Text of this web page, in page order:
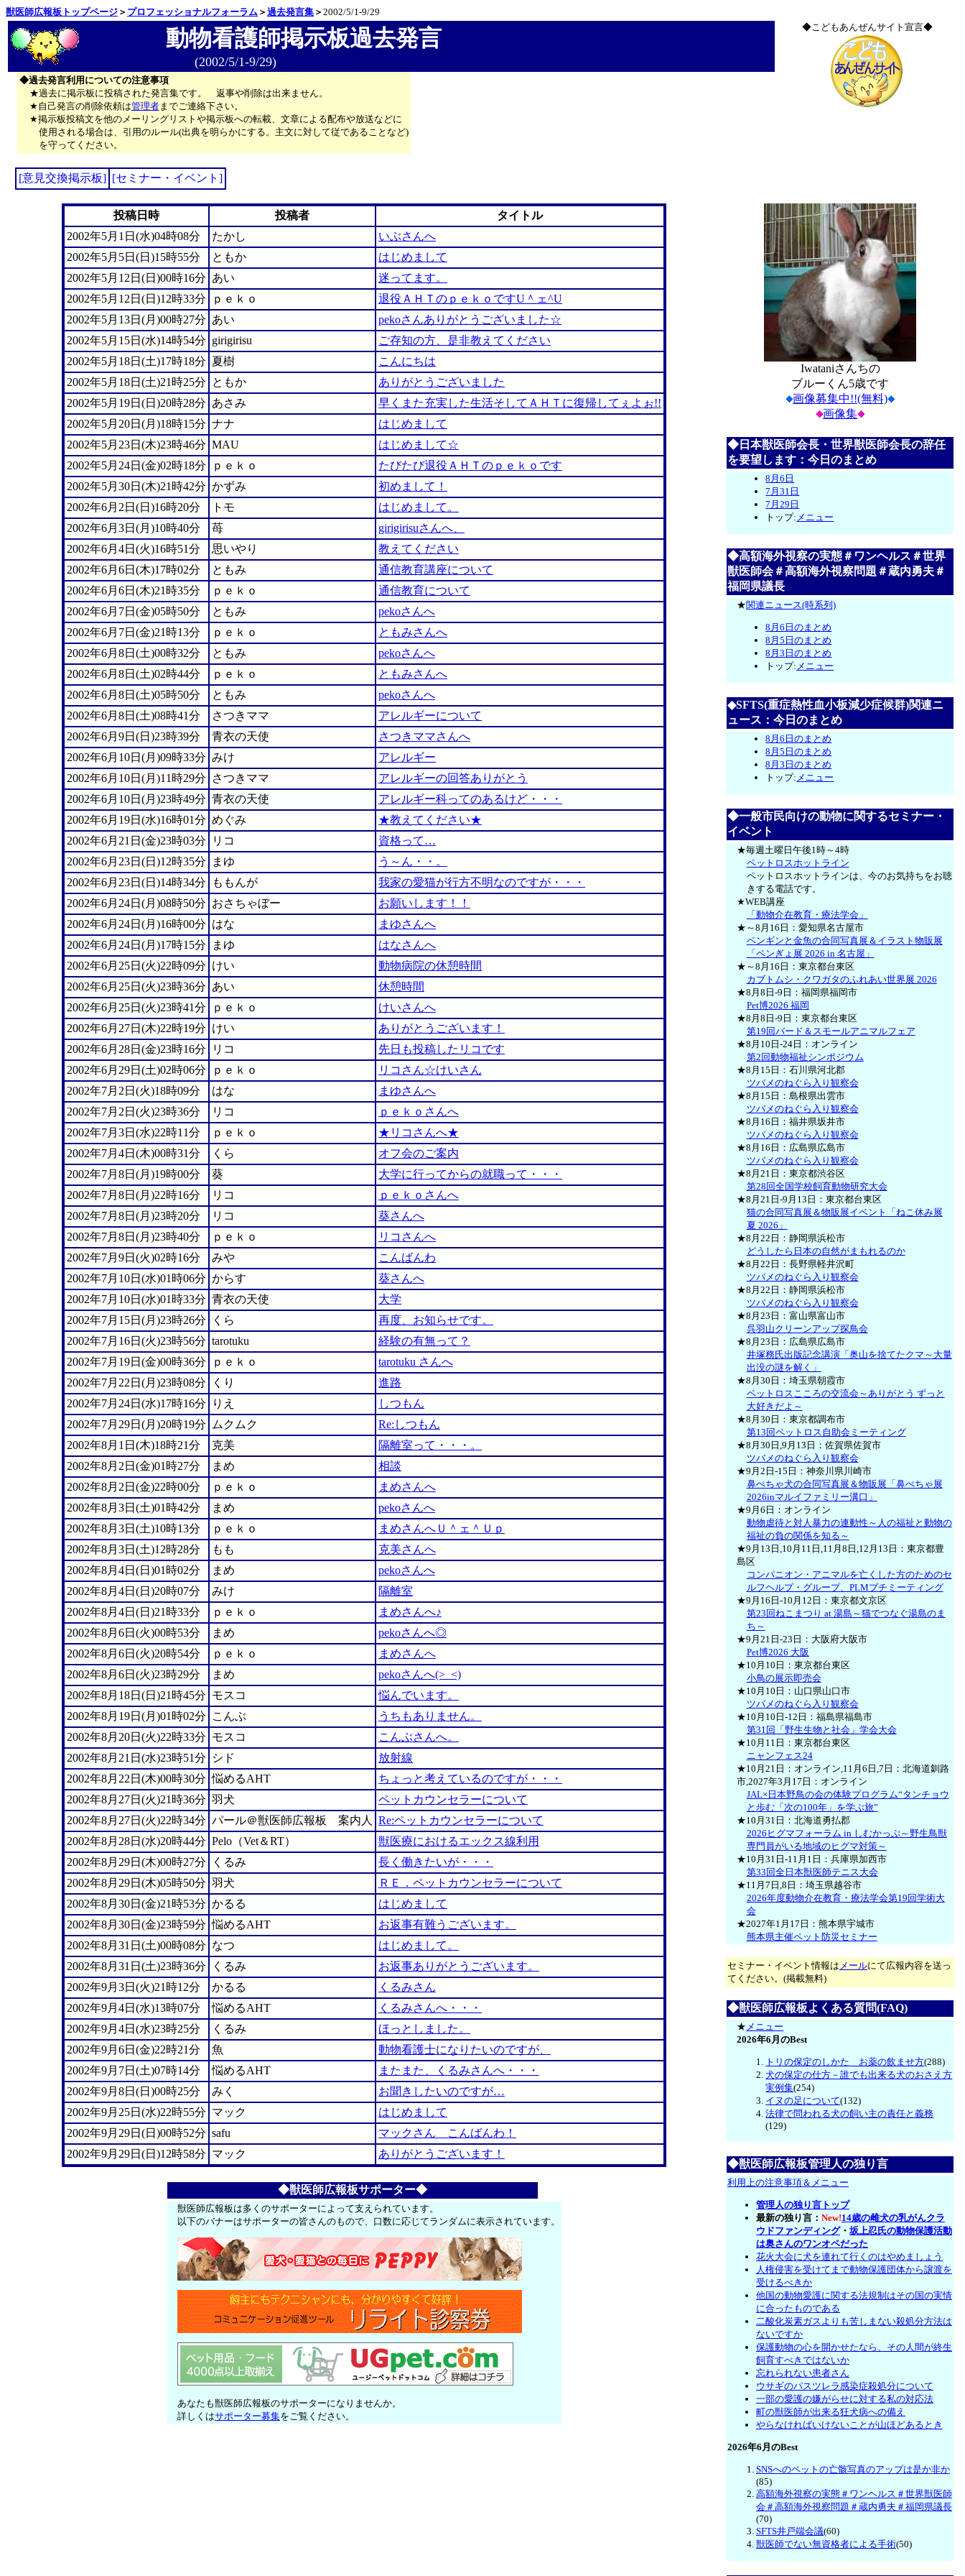
獣医師広報板トップページ ＞ プロフェッショナルフォーラム ＞ 過去発言集 ＞ 2002/5/1-9/29
動物看護師掲示板過去発言
(2002/5/1-9/29)
◆過去発言利用についての注意事項
★過去に掲示板に投稿された発言集です。 返事や削除は出来ません。
★自己発言の削除依頼は管理者までご連絡下さい。
★掲示板投稿文を他のメーリングリストや掲示板への転載、文章による配布や放送などに
使用される場合は、引用のルール(出典を明らかにする。主文に対して従であることなど)
を守ってください。
◆こどもあんぜんサイト宣言◆
[意見交換掲示板] [セミナー・イベント]
投稿日時 投稿者
タイトル
2002年5月1日(水)04時08分
たかし
いぶさんへ
2002年5月5日(日)15時55分
ともか
はじめまして
2002年5月12日(日)00時16分 あい
迷ってます。
2002年5月12日(日)12時33分
ｐｅｋｏ
退役ＡＨＴのｐｅｋｏですU＾ェ^U
2002年5月13日(月)00時27分 あい
pekoさんありがとうございました☆
2002年5月15日(水)14時54分 girigirisu
ご存知の方、是非教えてください
2002年5月18日(土)17時18分 夏樹
こんにちは
2002年5月18日(土)21時25分
ともか
ありがとうございました
2002年5月19日(日)20時28分 あさみ
早くまた充実した生活そしてＡＨＴに復帰してぇよぉ!!
2002年5月20日(月)18時15分 ナナ
はじめまして
2002年5月23日(木)23時46分 MAU
はじめまして☆
2002年5月24日(金)02時18分
ｐｅｋｏ
たびたび退役ＡＨＴのｐｅｋｏです
2002年5月30日(木)21時42分 かずみ
初めまして！
2002年6月2日(日)16時20分
トモ
はじめまして。
2002年6月3日(月)10時40分
苺
girigirisuさんへ、
2002年6月4日(火)16時51分
思いやり
教えてください
2002年6月6日(木)17時02分
ともみ
通信教育講座について
2002年6月6日(木)21時35分
ｐｅｋｏ
通信教育について
2002年6月7日(金)05時50分
ともみ
pekoさんへ
2002年6月7日(金)21時13分
ｐｅｋｏ
ともみさんへ
2002年6月8日(土)00時32分
ともみ
pekoさんへ
2002年6月8日(土)02時44分
ｐｅｋｏ
ともみさんへ
2002年6月8日(土)05時50分
ともみ
pekoさんへ
2002年6月8日(土)08時41分
さつきママ
アレルギーについて
2002年6月9日(日)23時39分
青衣の天使
さつきママさんへ
2002年6月10日(月)09時33分 みけ
アレルギー
2002年6月10日(月)11時29分
さつきママ
アレルギーの回答ありがとう
2002年6月10日(月)23時49分 青衣の天使
アレルギー科ってのあるけど・・・
2002年6月19日(水)16時01分 めぐみ
★教えてください★
2002年6月21日(金)23時03分
リコ
資格って…
2002年6月23日(日)12時35分
まゆ
う～ん・・。
2002年6月23日(日)14時34分
ももんが
我家の愛猫が行方不明なのですが・・・
2002年6月24日(月)08時50分 おさちゃぼー
お願いします！！
2002年6月24日(月)16時00分 はな
まゆさんへ
2002年6月24日(月)17時15分
まゆ
はなさんへ
2002年6月25日(火)22時09分 けい
動物病院の休憩時間
2002年6月25日(火)23時36分 あい
休憩時間
2002年6月25日(火)23時41分
ｐｅｋｏ
けいさんへ
2002年6月27日(木)22時19分 けい
ありがとうございます！
2002年6月28日(金)23時16分
リコ
先日も投稿したリコです
2002年6月29日(土)02時06分
ｐｅｋｏ
リコさん☆けいさん
2002年7月2日(火)18時09分
はな
まゆさんへ
2002年7月2日(火)23時36分
リコ
ｐｅｋｏさんへ
2002年7月3日(水)22時11分
ｐｅｋｏ
★リコさんへ★
2002年7月4日(木)00時31分
くら
オフ会のご案内
2002年7月8日(月)19時00分
葵
大学に行ってからの就職って・・・
2002年7月8日(月)22時16分
リコ
ｐｅｋｏさんへ
2002年7月8日(月)23時20分
リコ
葵さんへ
2002年7月8日(月)23時40分
ｐｅｋｏ
リコさんへ
2002年7月9日(火)02時16分
みや
こんばんわ
2002年7月10日(水)01時06分 からす
葵さんへ
2002年7月10日(水)01時33分 青衣の天使
大学
2002年7月15日(月)23時26分
くら
再度、お知らせです。
2002年7月16日(火)23時56分 tarotuku
経験の有無って？
2002年7月19日(金)00時36分
ｐｅｋｏ
tarotuku さんへ
2002年7月22日(月)23時08分
くり
進路
2002年7月24日(水)17時16分
りえ
しつもん
2002年7月29日(月)20時19分
ムクムク
Re:しつもん
2002年8月1日(木)18時21分
克美
隔離室って・・・。
2002年8月2日(金)01時27分
まめ
相談
2002年8月2日(金)22時00分
ｐｅｋｏ
まめさんへ
2002年8月3日(土)01時42分
まめ
pekoさんへ
2002年8月3日(土)10時13分
ｐｅｋｏ
まめさんへＵ＾ェ＾Ｕｐ
2002年8月3日(土)12時28分
もも
克美さんへ
2002年8月4日(日)01時02分
まめ
pekoさんへ
2002年8月4日(日)20時07分
みけ
隔離室
2002年8月4日(日)21時33分
ｐｅｋｏ
まめさんへ♪
2002年8月6日(火)00時53分
まめ
pekoさんへ◎
2002年8月6日(火)20時54分
ｐｅｋｏ
まめさんへ
2002年8月6日(火)23時29分
まめ
pekoさんへ(>_<)
2002年8月18日(日)21時45分 モスコ
悩んでいます。
2002年8月19日(月)01時02分
こんぶ
うちもありません。
2002年8月20日(火)22時33分 モスコ
こんぶさんへ。
2002年8月21日(水)23時51分
シド
放射線
2002年8月22日(木)00時30分 悩めるAHT
ちょっと考えているのですが・・・
2002年8月27日(火)21時36分 羽犬
ペットカウンセラーについて
2002年8月27日(火)22時34分 パール＠獣医師広報板 案内人
Re:ペットカウンセラーについて
2002年8月28日(水)20時44分 Pelo（Vet＆RT）
獣医療におけるエックス線利用
2002年8月29日(木)00時27分
くるみ
長く働きたいが・・・
2002年8月29日(木)05時50分 羽犬
ＲＥ．ペットカウンセラーについて
2002年8月30日(金)21時53分 かるる
はじめまして
2002年8月30日(金)23時59分 悩めるAHT
お返事有難うございます。
2002年8月31日(土)00時08分 なつ
はじめまして。
2002年8月31日(土)23時36分
くるみ
お返事ありがとうございます。
2002年9月3日(火)21時12分
かるる
くるみさん
2002年9月4日(水)13時07分
悩めるAHT
くるみさんへ・・・
2002年9月4日(水)23時25分
くるみ
ほっとしました。
2002年9月6日(金)22時21分
魚
動物看護士になりたいのですが、
2002年9月7日(土)07時14分
悩めるAHT
またまた、くるみさんへ・・・
2002年9月8日(日)00時25分
みく
お聞きしたいのですが…
2002年9月25日(水)22時55分 マック
はじめまして
2002年9月29日(日)00時52分 safu
マックさん こんばんわ！
2002年9月29日(日)12時58分 マック ありがとうございます！
◆獣医師広報板サポーター◆
獣医師広報板は多くのサポーターによって支えられています。
以下のバナーはサポーターの皆さんのもので、口数に応じてランダムに表示されています。
あなたも獣医師広報板のサポーターになりませんか。
詳しくはサポーター募集をご覧ください。
Iwataniさんちの
ブルーくん5歳です
画像募集中!!(無料)
画像集
◆日本獣医師会長・世界獣医師会長の辞任
を要望します：今日のまとめ
8月6日
7月31日
7月29日
トップ: メニュー
◆高額海外視察の実態＃ワンヘルス＃世界
獣医師会＃高額海外視察問題＃蔵内勇夫＃
福岡県議長
★関連ニュース(時系列)
8月6日のまとめ
8月5日のまとめ
8月3日のまとめ
トップ: メニュー
◆SFTS(重症熱性血小板減少症候群)関連ニ
ュース：今日のまとめ
8月6日のまとめ
8月5日のまとめ
8月3日のまとめ
トップ: メニュー
◆一般市民向けの動物に関するセミナー・
イベント
★毎週土曜日午後1時～4時
ペットロスホットライン
ペットロスホットラインは、今のお気持ちをお聴
きする電話です。
★WEB講座
「動物介在教育・療法学会」
★～8月16日：愛知県名古屋市
ペンギンと金魚の合同写真展＆イラスト物販展
「ペンぎょ展 2026 in 名古屋」
★～8月16日：東京都台東区
カブトムシ・クワガタのふれあい世界展 2026
★8月8日-9日：福岡県福岡市
Pet博2026 福岡
★8月8日-9日：東京都台東区
第19回バード＆スモールアニマルフェア
★8月10日-24日：オンライン
第2回動物福祉シンポジウム
★8月15日：石川県河北郡
ツバメのねぐら入り観察会
★8月15日：島根県出雲市
ツバメのねぐら入り観察会
★8月16日：福井県坂井市
ツバメのねぐら入り観察会
★8月16日：広島県広島市
ツバメのねぐら入り観察会
★8月21日：東京都渋谷区
第28回全国学校飼育動物研究大会
★8月21日-9月13日：東京都台東区
猫の合同写真展＆物販展イベント「ねこ休み展
夏 2026」
★8月22日：静岡県浜松市
どうしたら日本の自然がまもれるのか
★8月22日：長野県軽井沢町
ツバメのねぐら入り観察会
★8月22日：静岡県浜松市
ツバメのねぐら入り観察会
★8月23日：富山県富山市
呉羽山クリーンアップ探鳥会
★8月23日：広島県広島市
井塚務氏出版記念講演「奥山を捨てたクマ～大量
出没の謎を解く」
★8月30日：埼玉県朝霞市
ペットロスこころの交流会～ありがとう ずっと
大好きだよ～
★8月30日：東京都調布市
第13回ペットロス自助会ミーティング
★8月30日,9月13日：佐賀県佐賀市
ツバメのねぐら入り観察会
★9月2日-15日：神奈川県川崎市
鼻ぺちゃ犬の合同写真展＆物販展「鼻ぺちゃ展
2026inマルイファミリー溝口」
★9月6日：オンライン
動物虐待と対人暴力の連動性～人の福祉と動物の
福祉の負の関係を知る～
★9月13日,10月11日,11月8日,12月13日：東京都豊
島区
コンパニオン・アニマルを亡くした方のためのセ
ルフヘルプ・グループ、PLMプチミーティング
★9月16日-10月12日：東京都文京区
第23回ねこまつり at 湯島～猫でつなぐ湯島のま
ち～
★9月21日-23日：大阪府大阪市
Pet博2026 大阪
★10月10日：東京都台東区
小鳥の展示即売会
★10月10日：山口県山口市
ツバメのねぐら入り観察会
★10月10日-12日：福島県福島市
第31回「野生生物と社会」学会大会
★10月11日：東京都台東区
ニャンフェス24
★10月21日：オンライン,11月6日,7日：北海道釧路
市,2027年3月17日：オンライン
JAL×日本野鳥の会の体験プログラム“タンチョウ
と歩む「次の100年」を学ぶ旅”
★10月31日：北海道勇払郡
2026ヒグマフォーラム in しむかっぷ～野生鳥獣
専門員がいる地域のヒグマ対策～
★10月31日-11月1日：兵庫県加西市
第33回全日本獣医師テニス大会
★11月7日,8日：埼玉県越谷市
2026年度動物介在教育・療法学会第19回学術大
会
★2027年1月17日：熊本県宇城市
熊本県主催ペット防災セミナー
セミナー・イベント情報は メールにて広報内容を送っ
てください。(掲載無料)
◆獣医師広報板よくある質問(FAQ)
★ メニュー
2026年6月のBest
トリの保定のしかた お薬の飲ませ方(288)
犬の保定の仕方－誰でも出来る犬のおさえ方
実例集(254)
イヌの足について(132)
法律で問われる犬の飼い主の責任と義務
(129)
◆獣医師広報板管理人の独り言
利用上の注意事項＆メニュー
管理人の独り言トップ
最新の独り言： New!14歳の雌犬の乳がんクラ
ウドファンディング・坂上忍氏の動物保護活動
は奥さんのワンオペだった
花火大会に犬を連れて行くのはやめましょう
人権侵害を受けてまで動物保護団体から譲渡を
受けるべきか
他国の動物愛護に関する法規制はその国の実情
に合ったものである
二酸化炭素ガスよりも苦しまない殺処分方法は
ないですか
保護動物の心を開かせたなら、その人間が終生
飼育すべきではないか
忘れられない患者さん
ウサギのパスツレラ感染症殺処分について
一部の愛護の嫌がらせに対する私の対応法
町の獣医師が出来る狂犬病への備え
やらなければいけないことが山ほどあるとき
2026年6月のBest
SNSへのペットの亡骸写真のアップは是か非か
(85)
高額海外視察の実態＃ワンヘルス＃世界獣医師
会＃高額海外視察問題＃蔵内勇夫＃福岡県議長
(70)
SFTS井戸端会議(60)
獣医師でない無資格者による手術(50)